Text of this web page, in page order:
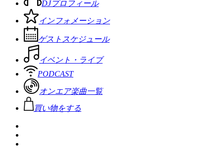
DJプロフィール
インフォメーション
ゲストスケジュール
イベント・ライブ
PODCAST
オンエア楽曲一覧
買い物をする